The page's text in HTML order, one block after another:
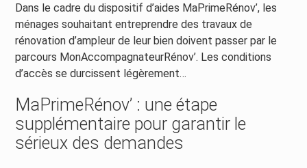
Dans le cadre du dispositif d’aides MaPrimeRénov’, les
ménages souhaitant entreprendre des travaux de
rénovation d’ampleur de leur bien doivent passer par le
parcours MonAccompagnateurRénov’. Les conditions
d’accès se durcissent légèrement…
MaPrimeRénov’ : une étape
supplémentaire pour garantir le
sérieux des demandes